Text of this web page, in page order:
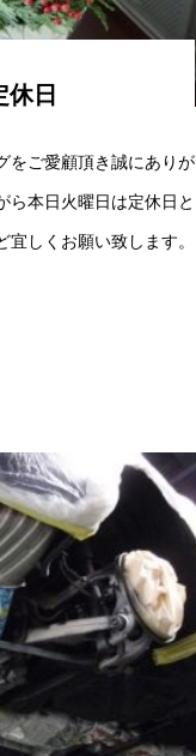
休日
をご愛顧頂き誠にありが
ら本日火曜日は定休日と
しくお願い致します。